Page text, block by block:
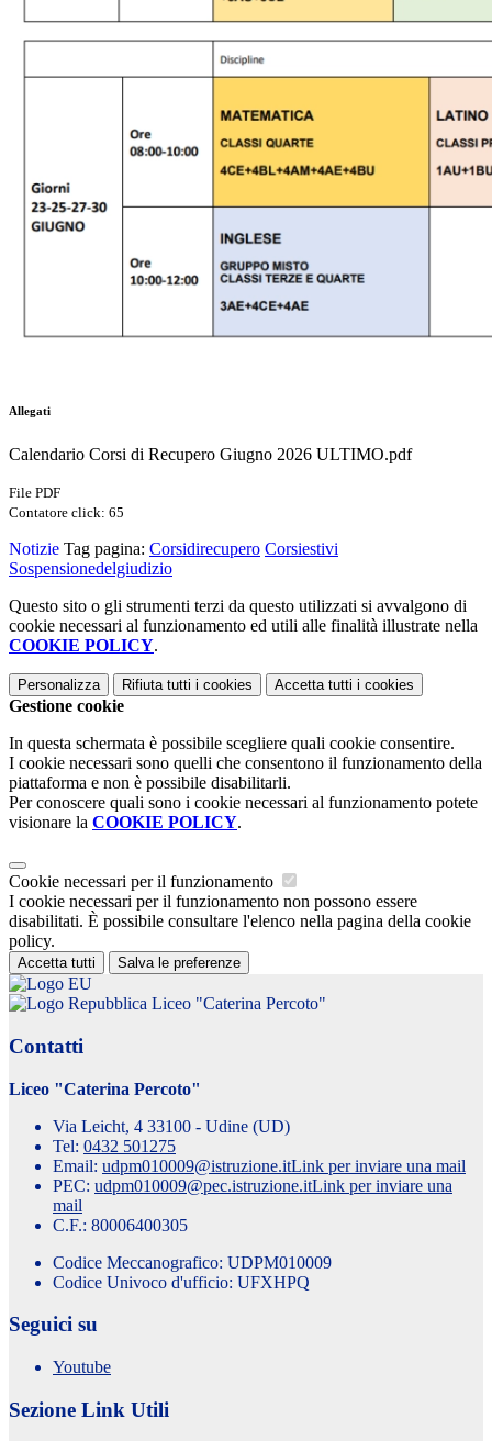
Allegati
Calendario Corsi di Recupero Giugno 2026 ULTIMO.pdf
File PDF
Contatore click: 65
Notizie Tag pagina: Corsidirecupero Corsiestivi
Sospensionedelgiudizio
Questo sito o gli strumenti terzi da questo utilizzati si avvalgono di
cookie necessari al funzionamento ed utili alle finalità illustrate nella
COOKIE POLICY.
Personalizza Rifiuta tutti i cookies Accetta tutti i cookies
Gestione cookie
In questa schermata è possibile scegliere quali cookie consentire.
I cookie necessari sono quelli che consentono il funzionamento della
piattaforma e non è possibile disabilitarli.
Per conoscere quali sono i cookie necessari al funzionamento potete
visionare la COOKIE POLICY.
Cookie necessari per il funzionamento
I cookie necessari per il funzionamento non possono essere
disabilitati. È possibile consultare l'elenco nella pagina della cookie
policy.
Accetta tutti Salva le preferenze
Liceo "Caterina Percoto"
Contatti
Liceo "Caterina Percoto"
Via Leicht, 4 33100 - Udine (UD)
Tel: 0432 501275
Email: udpm010009@istruzione.itLink per inviare una mail
PEC: udpm010009@pec.istruzione.itLink per inviare una
mail
C.F.: 80006400305
Codice Meccanografico: UDPM010009
Codice Univoco d'ufficio: UFXHPQ
Seguici su
Youtube
Sezione Link Utili